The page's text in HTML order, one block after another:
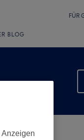
FÜR
BLOG